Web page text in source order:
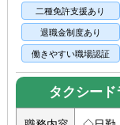
二種免許支援あり
退職金制度あり
働きやすい職場認証
タクシー